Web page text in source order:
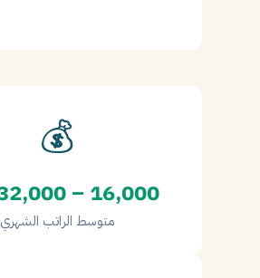
💰
16,000 – 32,000 ريال
متوسط الراتب الشهري